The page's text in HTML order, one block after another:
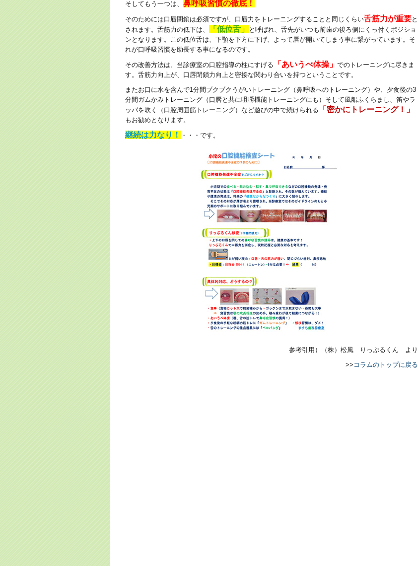
そしてもう一つは、 鼻呼吸習慣の徹底！
そのためには口唇閉鎖は必須ですが、口唇力をトレーニングすることと同じくらい舌筋力が重要と
されます。舌筋力の低下は、
「低位舌」
と呼ばれ、舌先がいつも前歯の後ろ側にくっ付くポジショ
ンとなります。この低位舌は、下顎を下方に下げ、よって唇が開いてしまう事に繋がっています。そ
れが口呼吸習慣を助長する事になるのです。
その改善方法は、当診療室の口腔指導の柱にすげる 「あいうべ体操」 でのトレーニングに尽きま
す。舌筋力向上が、口唇閉鎖力向上と密接な関わり合いを持つということです。
またお口に水を含んで1分間ブクブクうがいトレーニング（鼻呼吸へのトレーニング）や、夕食後の3
分間ガムかみトレーニング（口唇と共に咀嚼機能トレーニングにも）そして風船ふくらまし、笛やラ
ッパを吹く（口腔周囲筋トレーニング）など遊びの中で続けられる
「密かにトレーニング！」
もお勧めとなります。
継続は力なり！ ・・・です。
参考引用）（株）松風 りっぷるくん より
>> コラムのトップに戻る